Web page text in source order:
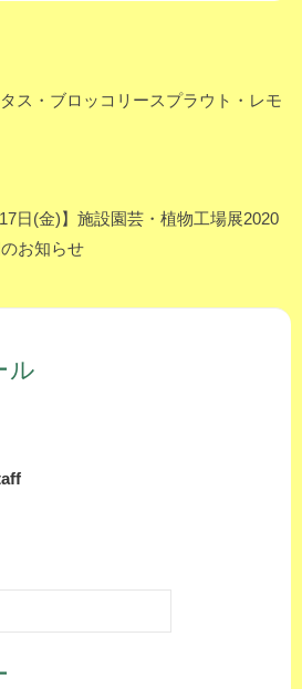
ス・ブロッコリースプラウト・レモ
日(金)】施設園芸・植物工場展2020
お知らせ
ル